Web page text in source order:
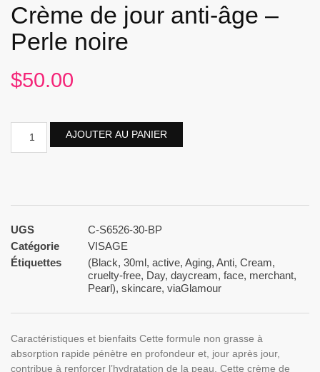
Crème de jour anti-âge –
Perle noire
$50.00
AJOUTER AU PANIER
UGS
C-S6526-30-BP
Catégorie
VISAGE
Étiquettes
(Black, 30ml, active, Aging, Anti, Cream,
cruelty-free, Day, daycream, face, merchant,
Pearl), skincare, viaGlamour
Caractéristiques et bienfaits Cette formule non grasse à
absorption rapide pénètre en profondeur et, jour après jour,
contribue à renforcer l’hydratation de la peau. Cette crème de